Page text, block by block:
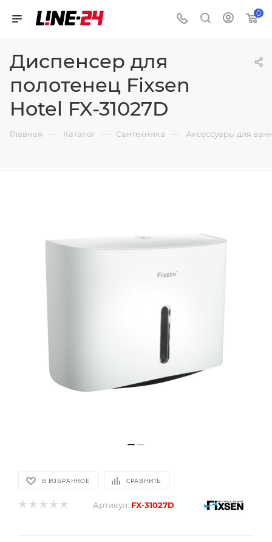
0
Диспенсер для
полотенец Fixsen
Hotel FX-31027D
Главная — Каталог — Сантехника — Аксессуары для
В ИЗБРАННОЕ СРАВНИТЬ
Артикул: FX-31027D